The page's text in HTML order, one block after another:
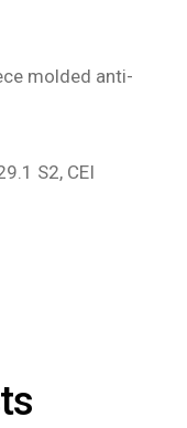
molded anti-
S2, CEI